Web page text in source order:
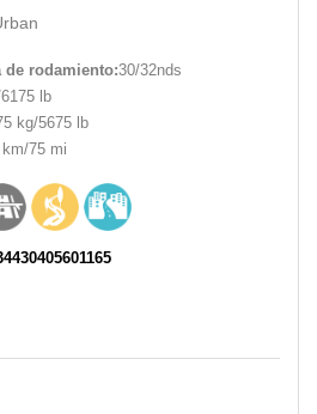
de rodamiento:30/32nds
lb
kg/5675 lb
km/75 mi